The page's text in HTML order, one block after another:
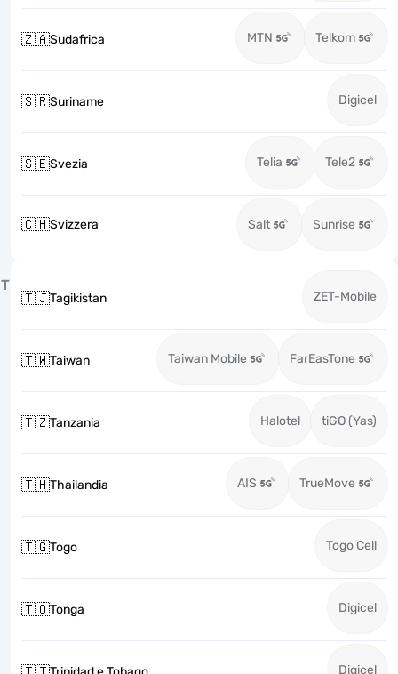
🇿🇦Sudafrica MTN Telkom
🇸🇷Suriname Digicel
🇸🇪Svezia Telia Tele2
🇨🇭Svizzera Salt Sunrise
T
🇹🇯Tagikistan ZET-Mobile
🇹🇼Taiwan Taiwan Mobile FarEasTone
🇹🇿Tanzania Halotel tiGO (Yas)
🇹🇭Thailandia AIS TrueMove
🇹🇬Togo Togo Cell
🇹🇴Tonga Digicel
Digicel